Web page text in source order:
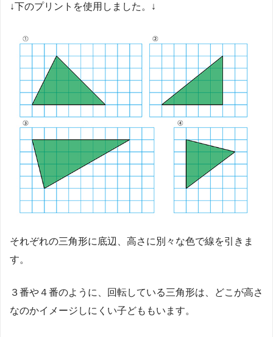
↓下のプリントを使用しました。↓
それぞれの三角形に底辺、高さに別々な色で線を引きま
す。
３番や４番のように、回転している三角形は、どこが高さ
なのかイメージしにくい子どももいます。